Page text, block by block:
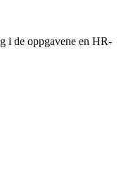
i de oppgavene en HR-